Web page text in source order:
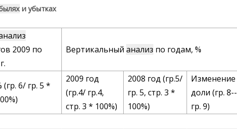
и убытках
2009 по
Вертикальныйанализ по годам, %
(гр. 6/ гр. 5 *
2009 год
(гр.4/ гр.4,
стр. 3 * 100%)
2008 год (гр.5/
гр. 5, стр. 3 *
100%)
Изменение
доли (гр. 8--
гр. 9)